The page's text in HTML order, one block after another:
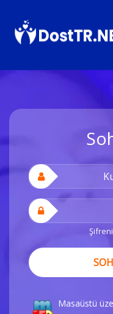
Masaüstü